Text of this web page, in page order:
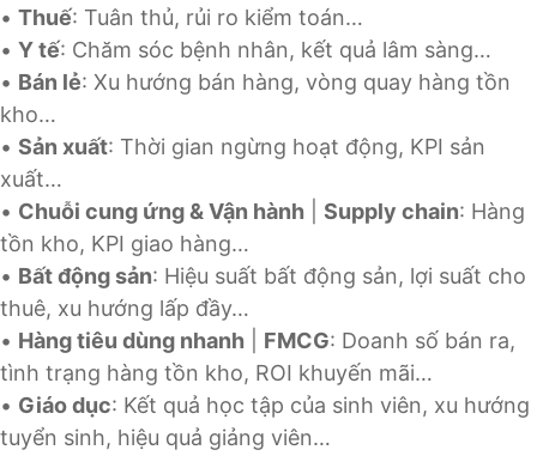
• Thuế: Tuân thủ, rủi ro kiểm toán…
• Y tế: Chăm sóc bệnh nhân, kết quả lâm sàng…
• Bán lẻ: Xu hướng bán hàng, vòng quay hàng tồn
kho…
• Sản xuất: Thời gian ngừng hoạt động, KPI sản
xuất…
• Chuỗi cung ứng & Vận hành Supply chain: Hàng
tồn kho, KPI giao hàng…
• Bất động sản: Hiệu suất bất động sản, lợi suất cho
thuê, xu hướng lấp đầy…
• Hàng tiêu dùng nhanh FMCG: Doanh số bán ra,
tình trạng hàng tồn kho, ROI khuyến mãi…
• Giáo dục: Kết quả học tập của sinh viên, xu hướng
tuyển sinh, hiệu quả giảng viên…